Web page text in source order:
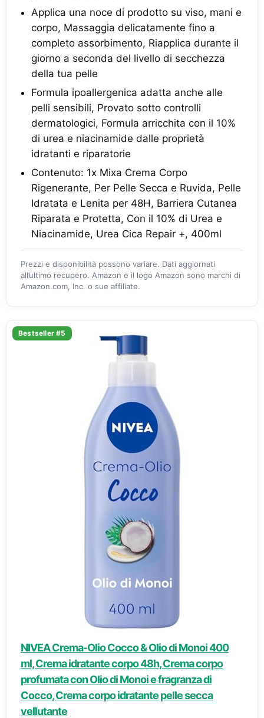
Applica una noce di prodotto su viso, mani e
corpo, Massaggia delicatamente fino a
completo assorbimento, Riapplica durante il
giorno a seconda del livello di secchezza
della tua pelle
Formula ipoallergenica adatta anche alle
pelli sensibili, Provato sotto controlli
dermatologici, Formula arricchita con il 10%
di urea e niacinamide dalle proprietà
idratanti e riparatorie
Contenuto: 1x Mixa Crema Corpo
Rigenerante, Per Pelle Secca e Ruvida, Pelle
Idratata e Lenita per 48H, Barriera Cutanea
Riparata e Protetta, Con il 10% di Urea e
Niacinamide, Urea Cica Repair +, 400ml
Prezzi e disponibilità possono variare. Dati aggiornati
all’ultimo recupero. Amazon e il logo Amazon sono marchi di
Amazon.com, Inc. o sue affiliate.
Bestseller #5
NIVEA Crema-Olio Cocco & Olio di Monoi 400
ml, Crema idratante corpo 48h, Crema corpo
profumata con Olio di Monoi e fragranza di
Cocco, Crema corpo idratante pelle secca
vellutante